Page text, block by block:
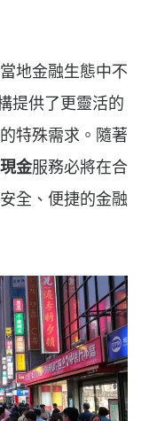
地金融生態中不
提供了更靈活的
特殊需求。隨著
金服務必將在合
全、便捷的金融